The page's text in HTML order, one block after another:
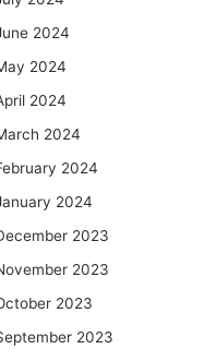
2024
2024
2024
2024
2024
2024
2023
2023
2023
2023